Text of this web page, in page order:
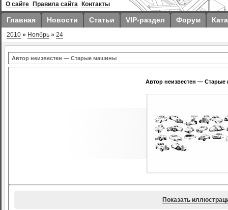
О сайте Правила сайта Контакты
Главная Новости Статьи VIP-раздел Форум
2010 » Ноябрь » 24
Автор неизвестен — Cтарые машины
Автор неизвестен —
Показать